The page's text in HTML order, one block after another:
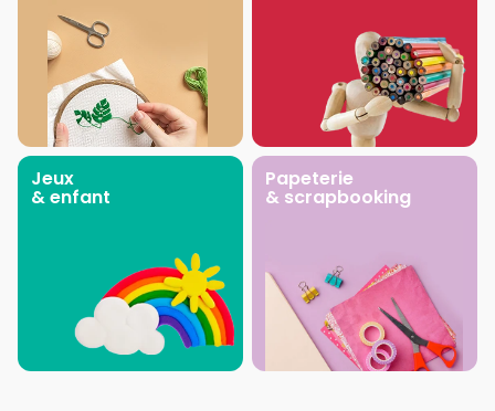
Jeux
& enfant
Papeterie
& scrapbooking